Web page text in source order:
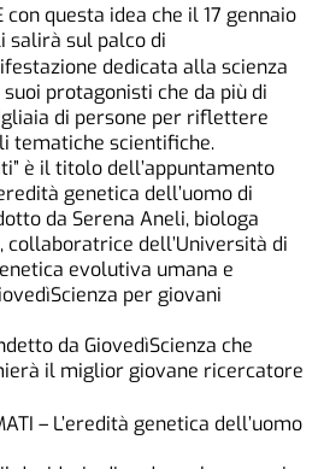
questa idea che il 17 gennaio
salirà sul palco di
dedicata alla scienza
protagonisti che da più di
di persone per riflettere
tematiche scientifiche.
è il titolo dell’appuntamento
genetica dell’uomo di
da Serena Aneli, biologa
dell’Università di
evolutiva umana e
per giovani
da GiovedìScienza che
il miglior giovane ricercatore
– L’eredità genetica dell’uomo